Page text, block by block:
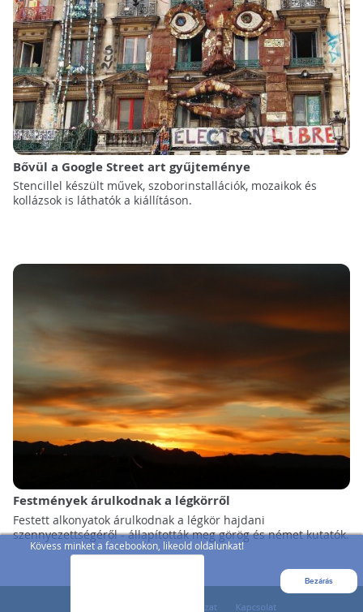
Kövess minket a facebookon, likeold oldalunkat!
Bezárás
Bővül a Google Street art gyűjteménye
Stencillel készült művek, szoborinstallációk, mozaikok és
kollázsok is láthatók a kiállításon.
Festmények árulkodnak a légkörről
Festett alkonyatok árulkodnak a légkör hajdani
szennyezettségéről - állapították meg görög és német kutatók.